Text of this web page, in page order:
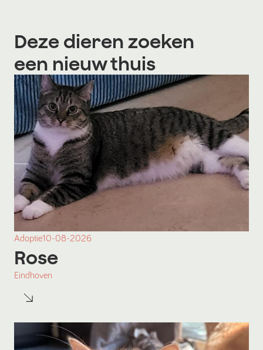
Deze dieren zoeken
een nieuw thuis
Adoptie10-08-2026
Rose
Eindhoven